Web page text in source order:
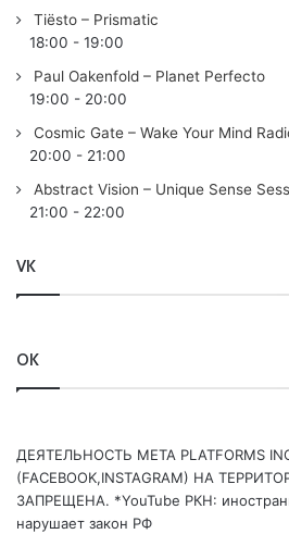
Tiësto – Prismatic
18:00 - 19:00
Paul Oakenfold – Planet Perfecto
19:00 - 20:00
Cosmic Gate – Wake Your Mind
20:00 - 21:00
Abstract Vision – Unique Sense
21:00 - 22:00
VK
OK
ДЕЯТЕЛЬНОСТЬ МЕТА PLATFORMS
(FACEBOOK,INSTAGRAM) НА
ЗАПРЕЩЕНА. *YouTube РКН:
нарушает закон РФ